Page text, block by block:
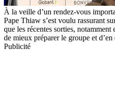
À la veille d’un rendez-vous
Pape Thiaw s’est voulu rassurant
que les récentes sorties,
de mieux préparer le groupe et
Publicité